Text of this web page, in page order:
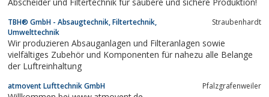
TBH® GmbH - Absaugtechnik, Filtertechnik,
Umwelttechnik
Straubenhardt
Wir produzieren Absauganlagen und Filteranlagen sowie
vielfältiges Zubehör und Komponenten für nahezu alle Belange
der Luftreinhaltung
atmovent Lufttechnik GmbH Pfalzgrafenweiler